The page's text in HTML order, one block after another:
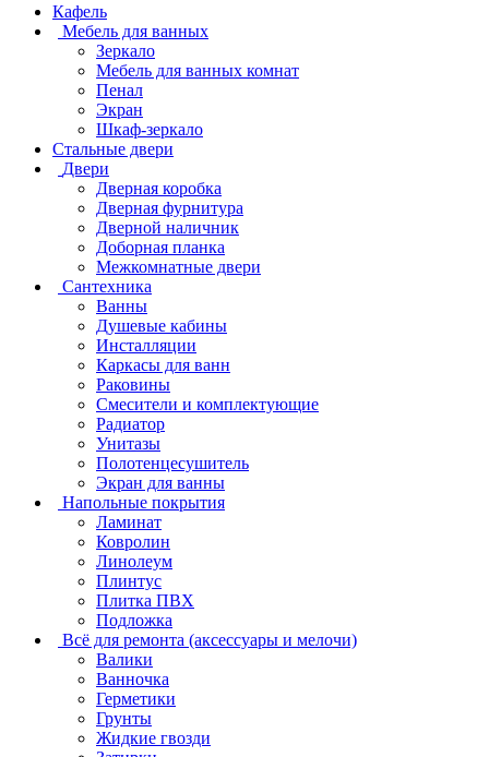
Кафель
Мебель для ванных
Зеркало
Мебель для ванных комнат
Пенал
Экран
Шкаф-зеркало
Стальные двери
Двери
Дверная коробка
Дверная фурнитура
Дверной наличник
Доборная планка
Межкомнатные двери
Сантехника
Ванны
Душевые кабины
Инсталляции
Каркасы для ванн
Раковины
Смесители и комплектующие
Радиатор
Унитазы
Полотенцесушитель
Экран для ванны
Напольные покрытия
Ламинат
Ковролин
Линолеум
Плинтус
Плитка ПВХ
Подложка
Всё для ремонта (аксессуары и мелочи)
Валики
Ванночка
Герметики
Грунты
Жидкие гвозди